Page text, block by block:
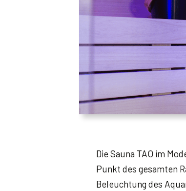
Die Sauna TAO im
Punkt des gesamten
Beleuchtung des